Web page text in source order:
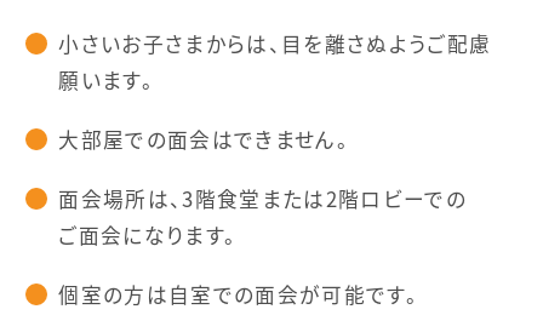
小さいお子さまからは、目を離さぬようご配慮
願います。
大部屋での面会はできません。
面会場所は、3階食堂または2階ロビーでの
ご面会になります。
個室の方は自室での面会が可能です。